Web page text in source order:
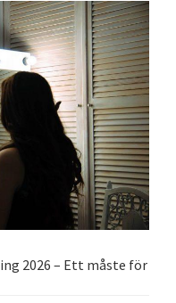
2026 – Ett måste för